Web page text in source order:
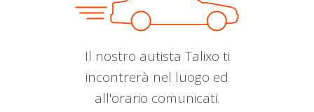
Il nostro autista Talixo ti
incontrerà nel luogo ed
all'orario comunicati.